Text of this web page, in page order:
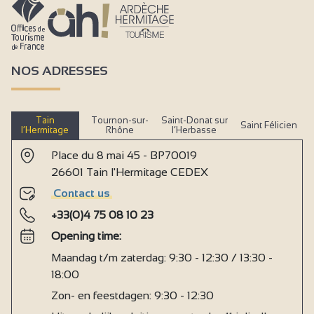
Accommodatie met airconditioning
Verhuur mobilhome
Verhuur tenten
Terrein ’s nachts gesloten
Bewaking overdag
Gasdepot
IJsdepot
Brooddepot
Babymateriaal
Kinderstoel
Aankleedtafel
Strijkijzer en -plank
NOS ADRESSES
Tain
l’Hermitage
Tournon-sur-
Rhône
Saint-Donat sur
l’Herbasse
Saint Félicien
Place du 8 mai 45 - BP70019
26601 Tain l'Hermitage CEDEX
Contact us
+33(0)4 75 08 10 23
Opening time:
Maandag t/m zaterdag: 9:30 - 12:30 / 13:30 -
18:00
Zon- en feestdagen: 9:30 - 12:30